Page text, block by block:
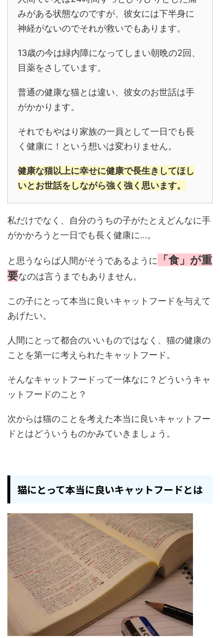
みがある状態なのですが、彼女には下半身に
神経がないのでそれが救いでもあります。
13歳の今は緑内障になってしまい朝晩の2回、
目薬をさしています。
普通の健康な猫とは違い、彼女のお世話は手
がかかります。
それでもやはり家族の一員として一日でも長
く健康に！という想いは変わりません。
健康な猫以上に幸せに健康で長生きしてほし
いとお世話をしながら強く強く思います。
私だけでなく、自分のうちの子がたとえどんなに手
がかかろうと一日でも長く健康に...。
と思うならば人間がそうであるように
「食」が重
要なのは言うまでもありません。
この子にとって本当に良いキャットフードを与えて
あげたい。
人間にとって都合のいいものではなく、猫の健康の
ことを第一に考えられたキャットフード。
そんなキャットフードって一体なに？どういうキャ
ットフードのこと？
次からは猫のことを考えた本当に良いキャットフー
ドとはどういうものかみていきましょう。
猫にとって本当に良いキャットフードとは